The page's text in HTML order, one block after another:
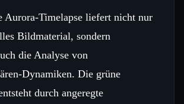
Aurora‑Timelapse liefert nicht nur
Bildmaterial, sondern
die Analyse von
Die grüne
durch angeregte